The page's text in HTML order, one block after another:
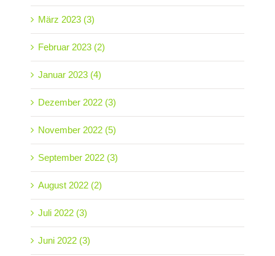
März 2023 (3)
Februar 2023 (2)
Januar 2023 (4)
Dezember 2022 (3)
November 2022 (5)
September 2022 (3)
August 2022 (2)
Juli 2022 (3)
Juni 2022 (3)